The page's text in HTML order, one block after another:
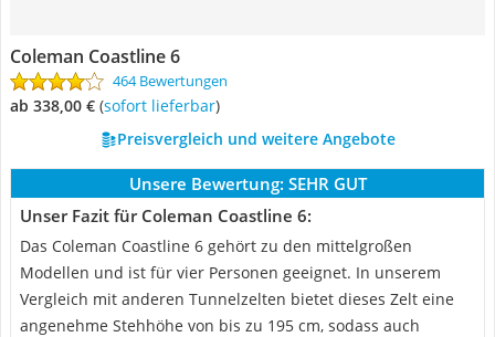
Coleman Coastline 6
464 Bewertungen
ab 338,00 € ( Sofort lieferbar)
Preisvergleich und weitere Angebote
Unsere Bewertung: SEHR GUT
Unser Fazit für Coleman Coastline 6:
Das Coleman Coastline 6 gehört zu den mittelgroßen
Modellen und ist für vier Personen geeignet. In unserem
Vergleich mit anderen Tunnelzelten bietet dieses Zelt eine
angenehme Stehhöhe von bis zu 195 cm, sodass auch